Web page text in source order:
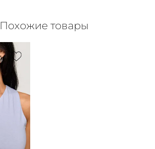
Похожие товары